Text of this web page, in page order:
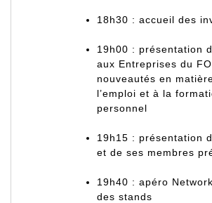
18h30 : accueil des
19h00 : présentation
aux Entreprises du
nouveautés en
l’emploi et à la
personnel
19h15 : présentation
et de ses membres
19h40 : apéro
des stands